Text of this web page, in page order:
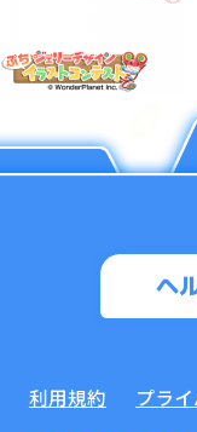
ヘ
利用規約 プラ